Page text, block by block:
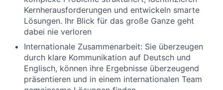
Kernherausforderungen und entwickeln smarte
Lösungen. Ihr Blick für das große Ganze geht
dabei nie verloren
Internationale Zusammenarbeit: Sie überzeugen
durch klare Kommunikation auf Deutsch und
Englisch, können ihre Ergebnisse überzeugend
präsentieren und in einem internationalen Team